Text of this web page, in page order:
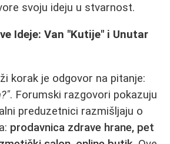
svoju ideju u stvarnost.
Ideje: Van "Kutije" i Unutar
korak je odgovor na pitanje:
. Forumski razgovori pokazuju
preduzetnici razmišljaju o
prodavnica zdrave hrane, pet